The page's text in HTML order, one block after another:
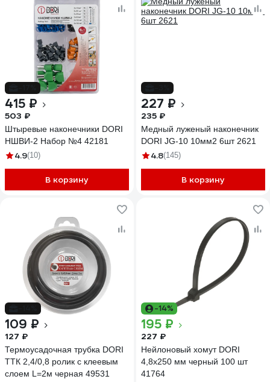
415 ₽
503 ₽
Штыревые наконечники DORI
НШВИ-2 Набор №4 42181
4.9(10)
В корзину
227 ₽
235 ₽
Медный луженый наконечник
DORI JG-10 10мм2 6шт 2621
4.8(145)
В корзину
109 ₽
127 ₽
Термоусадочная трубка DORI
ТТК 2,4/0,8 ролик с клеевым
слоем L=2м черная 49531
-14%
195 ₽
227 ₽
Нейлоновый хомут DORI
4,8x250 мм черный 100 шт
41764